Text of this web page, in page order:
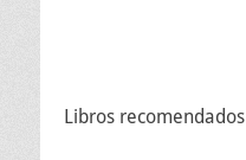
Libros recomendados